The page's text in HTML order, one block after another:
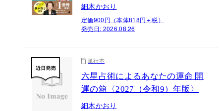
細木かおり
定価900円（本体818円＋税）
発売日: 2026.08.26
単行本
六星占術によるあなたの運命 開
運の箱〈2027（令和9）年版〉
細木かおり